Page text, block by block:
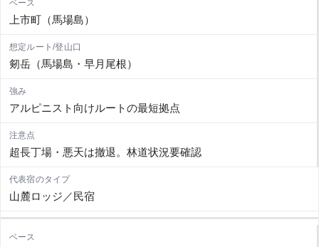
上市町（馬場島）
剱岳（馬場島・早月尾根）
アルピニスト向けルートの最短拠点
超長丁場・悪天は撤退。林道状況要確認
山麓ロッジ／民宿